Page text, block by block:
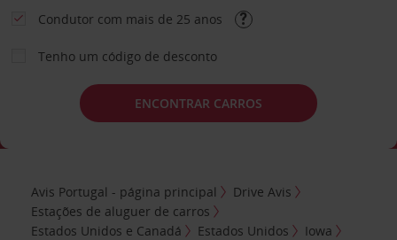
Condutor com mais de 25 anos
Tenho um código de desconto
ENCONTRAR CARROS
Avis Portugal - página principal
Drive Avis
Estações de aluguer de carros
Estados Unidos e Canadá
Estados Unidos
Iowa